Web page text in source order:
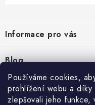
Používáme cookies,
prohlížení webu a díky
zlepšovali jeho funkce,
p
a
t
Informace pro vás
Kontakty
Hodnocení obchodu
Reklamace zboží
Blog
Jak vybrat poštovní
21.5.2024
Facebook